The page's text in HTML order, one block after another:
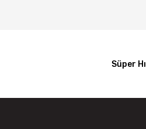
Süper